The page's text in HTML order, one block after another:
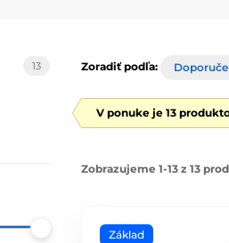
13 Zoradiť podľa:
V ponuke je 13
Zobrazujeme 1-13 z 13
Základ